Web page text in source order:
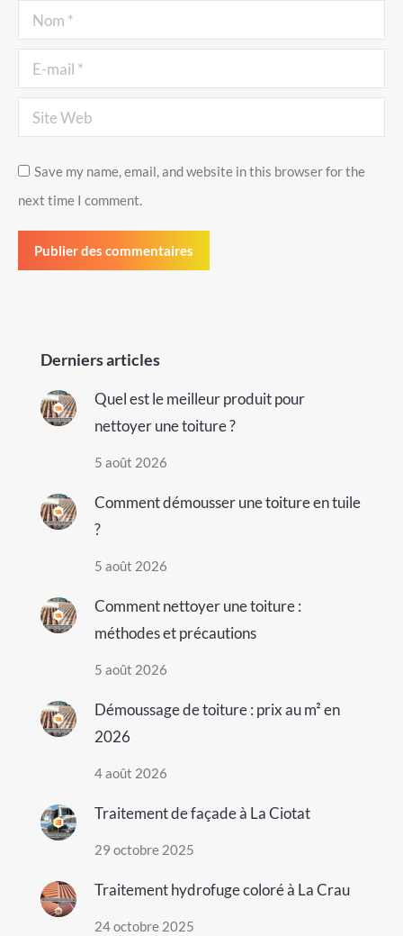
Nom *
E-mail *
Site Web
Save my name, email, and website in this browser for the
next time I comment.
Publier des commentaires
Derniers articles
Quel est le meilleur produit pour
nettoyer une toiture ?
5 août 2026
Comment démousser une toiture en tuile
?
5 août 2026
Comment nettoyer une toiture :
méthodes et précautions
5 août 2026
Démoussage de toiture : prix au m² en
2026
4 août 2026
Traitement de façade à La Ciotat
29 octobre 2025
Traitement hydrofuge coloré à La Crau
24 octobre 2025